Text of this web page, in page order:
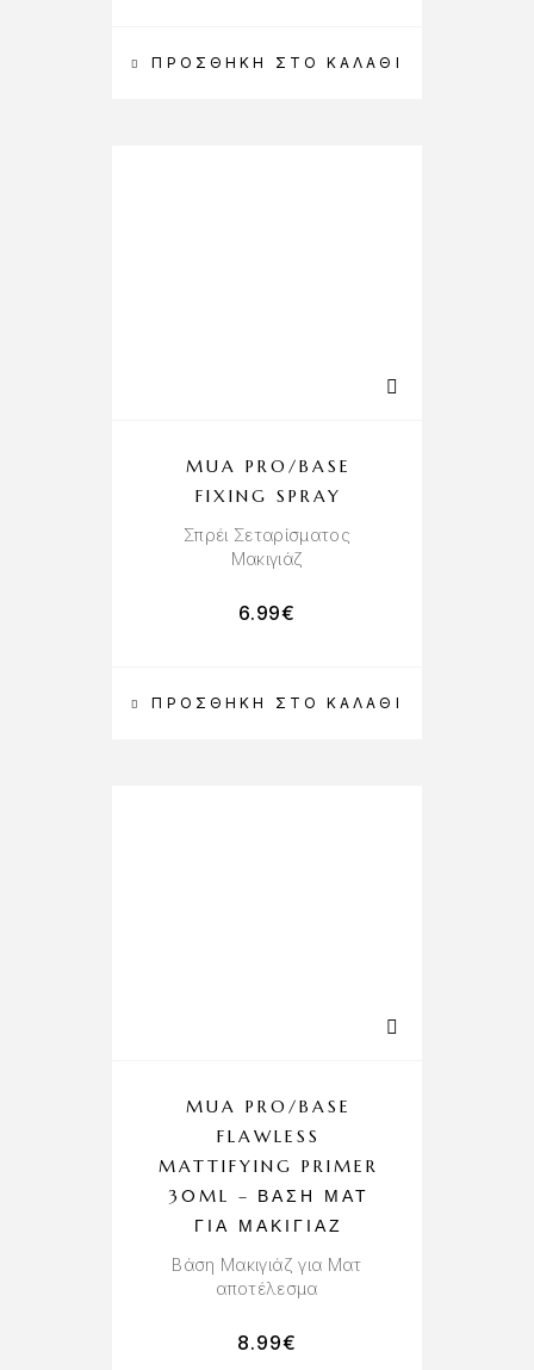
ΠΡΟΣΘΉΚΗ ΣΤΟ ΚΑΛΆΘΙ
ΠΡΟΣΘΉΚΗ ΣΤΟ ΚΑΛΆΘΙ
MUA PRO/BASE
FIXING SPRAY
Σπρέι Σεταρίσματος
Μακιγιάζ
6.99€
MUA PRO/BASE
FLAWLESS
MATTIFYING PRIMER
30ML – ΒΆΣΗ ΜΑΤ
ΓΙΑ ΜΑΚΙΓΙΆΖ
Βάση Μακιγιάζ για Ματ
αποτέλεσμα
8.99€